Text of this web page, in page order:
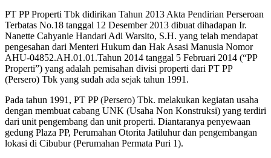
PT PP Properti Tbk didirikan Tahun 2013 Akta Pendirian Perseroan
Terbatas No.18 tanggal 12 Desember 2013 dibuat dihadapan Ir.
Nanette Cahyanie Handari Adi Warsito, S.H. yang telah mendapat
pengesahan dari Menteri Hukum dan Hak Asasi Manusia Nomor
AHU-04852.AH.01.01.Tahun 2014 tanggal 5 Februari 2014 (“PP
Properti”) yang adalah pemisahan divisi properti dari PT PP
(Persero) Tbk yang sudah ada sejak tahun 1991.
Pada tahun 1991, PT PP (Persero) Tbk. melakukan kegiatan usaha
dengan membuat cabang UNK (Usaha Non Konstruksi) yang terdiri
dari unit pengembang dan unit properti. Diantaranya penyewaan
gedung Plaza PP, Perumahan Otorita Jatiluhur dan pengembangan
lokasi di Cibubur (Perumahan Permata Puri 1).